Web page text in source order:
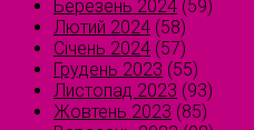
Березень 2024 (59)
Лютий 2024 (58)
Січень 2024 (57)
Грудень 2023 (55)
Листопад 2023 (93)
Жовтень 2023 (85)